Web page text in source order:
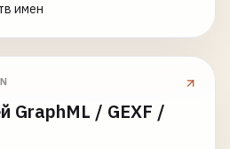
имен
GraphML / GEXF /